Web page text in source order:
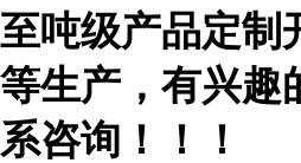
至吨级产品定制
等生产，有兴趣
系咨询！！！